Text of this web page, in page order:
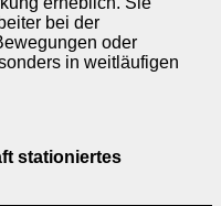
bei der
oder
in weitläufigen
stationiertes